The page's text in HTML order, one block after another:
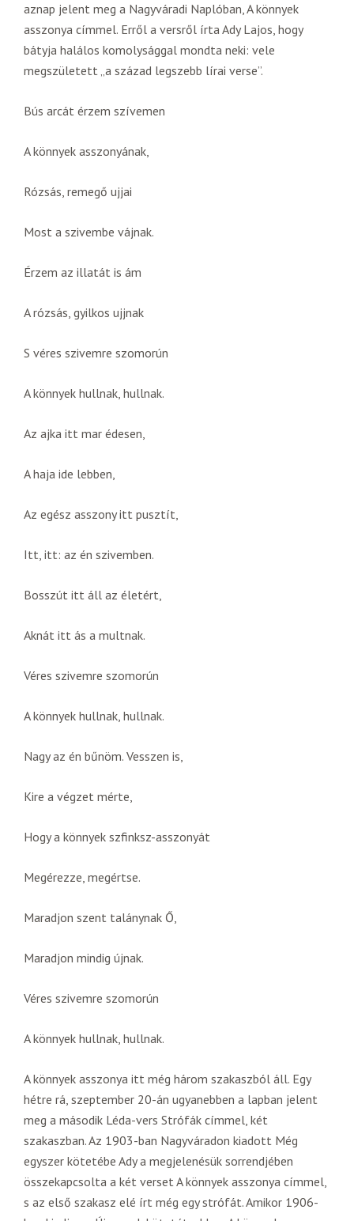
aznap jelent meg a Nagyváradi Naplóban, A könnyek
asszonya címmel. Erről a versről írta Ady Lajos, hogy
bátyja halálos komolysággal mondta neki: vele
megszületett „a század legszebb lírai verse”.
Bús arcát érzem szívemen
A könnyek asszonyának,
Rózsás, remegő ujjai
Most a szivembe vájnak.
Érzem az illatát is ám
A rózsás, gyilkos ujjnak
S véres szivemre szomorún
A könnyek hullnak, hullnak.
Az ajka itt mar édesen,
A haja ide lebben,
Az egész asszony itt pusztít,
Itt, itt: az én szivemben.
Bosszút itt áll az életért,
Aknát itt ás a multnak.
Véres szivemre szomorún
A könnyek hullnak, hullnak.
Nagy az én bűnöm. Vesszen is,
Kire a végzet mérte,
Hogy a könnyek szfinksz-asszonyát
Megérezze, megértse.
Maradjon szent talánynak Ő,
Maradjon mindig újnak.
Véres szivemre szomorún
A könnyek hullnak, hullnak.
A könnyek asszonya itt még három szakaszból áll. Egy
hétre rá, szeptember 20-án ugyanebben a lapban jelent
meg a második Léda-vers Strófák címmel, két
szakaszban. Az 1903-ban Nagyváradon kiadott Még
egyszer kötetébe Ady a megjelenésük sorrendjében
összekapcsolta a két verset A könnyek asszonya címmel,
s az első szakasz elé írt még egy strófát. Amikor 1906-